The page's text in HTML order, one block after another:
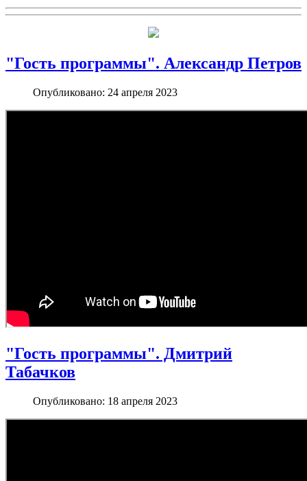
"Гость программы". Александр Петров
Опубликовано: 24 апреля 2023
"Гость программы". Дмитрий
Табачков
Опубликовано: 18 апреля 2023